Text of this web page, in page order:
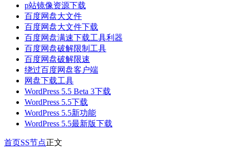
p站镜像资源下载
百度网盘大文件
百度网盘大文件下载
百度网盘满速下载工具利器
百度网盘破解限制工具
百度网盘破解限速
绕过百度网盘客户端
网盘下载工具
WordPress 5.5 Beta 3下载
WordPress 5.5下载
WordPress 5.5新功能
WordPress 5.5最新版下载
首页SS节点正文